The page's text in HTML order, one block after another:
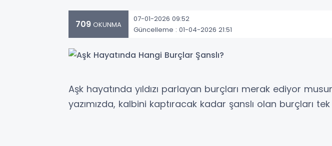
709 OKUNMA
07-01-2026 09:52
Güncelleme : 01-04-2026 21:51
Aşk hayatında yıldızı parlayan burçları merak ediyor
yazımızda, kalbini kaptıracak kadar şanslı olan burçları